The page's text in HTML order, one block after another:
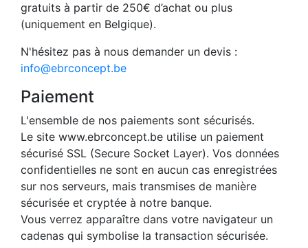
gratuits à partir de 250€ d’achat ou plus
(uniquement en Belgique).
N'hésitez pas à nous demander un devis :
info@ebrconcept.be
Paiement
L'ensemble de nos paiements sont sécurisés.
Le site www.ebrconcept.be utilise un paiement
sécurisé SSL (Secure Socket Layer). Vos données
confidentielles ne sont en aucun cas enregistrées
sur nos serveurs, mais transmises de manière
sécurisée et cryptée à notre banque.
Vous verrez apparaître dans votre navigateur un
cadenas qui symbolise la transaction sécurisée.